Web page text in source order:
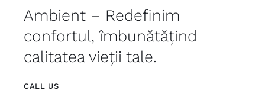
Ambient – Redefinim
confortul, îmbunătățind
calitatea vieții tale.
CALL US